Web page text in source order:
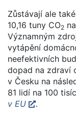
Zůstávají ale také
10,16 tuny CO2
Významným
vytápění
neefektivních
dopad na zdraví
v Česku na
81 lidí na 100
v EU
.